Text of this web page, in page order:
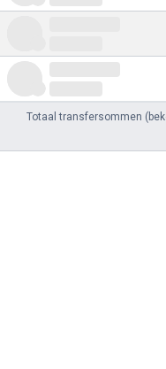
Totaal transfersommen